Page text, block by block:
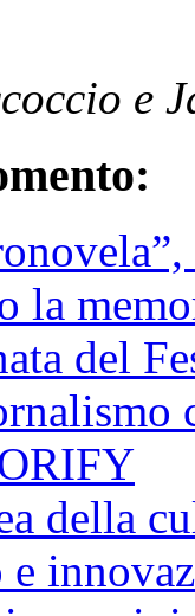
e
la
del
della
e